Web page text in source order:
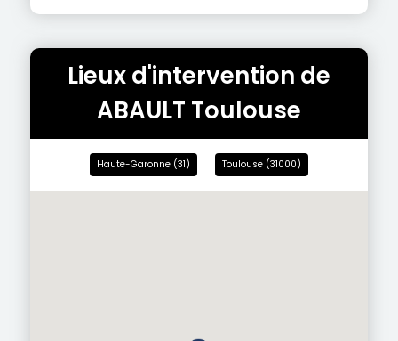
Lieux d'intervention de
ABAULT Toulouse
Haute-Garonne (31) Toulouse (31000)